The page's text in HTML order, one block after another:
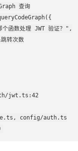
查询
函数处理 JWT 验证？",
转次数
jwt.ts:42
config/auth.ts